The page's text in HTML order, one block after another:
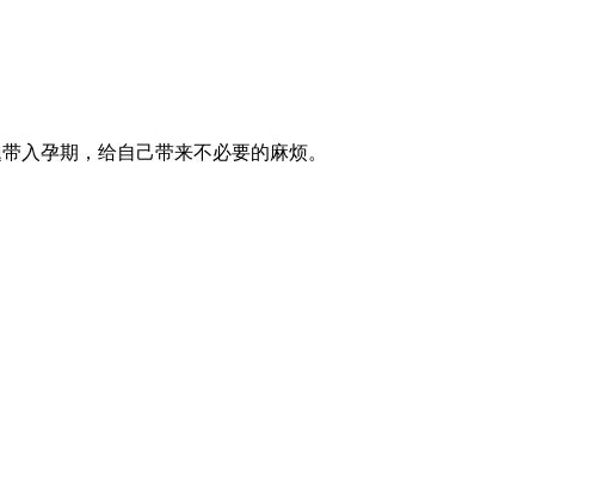
入孕期，给自己带来不必要的麻烦。